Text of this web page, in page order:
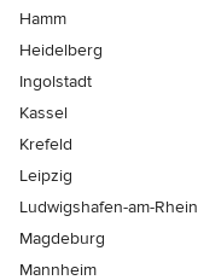
Hamm
Heidelberg
Ingolstadt
Kassel
Krefeld
Leipzig
Ludwigshafen-am-Rhein
Magdeburg
Mannheim